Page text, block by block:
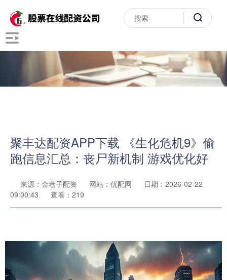
聚丰达配资APP下载 《生化危机9》偷
跑信息汇总：丧尸新机制 游戏优化好
来源：金巷子配资 网站：优配网
日期：2026-02-22
09:00:43
查看：219